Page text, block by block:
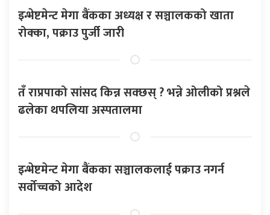
इन्भेष्टमेन्ट मेगा बैंकका अध्यक्ष र सञ्चालकको खाता
रोक्का, पक्राउ पुर्जी जारी
तँ राप्रपाको सांसद किन्न सक्छस् ? भन्ने ओलीको प्रश्नले
ढलेका थपलिया अस्पतालमा
इन्भेष्टमेन्ट मेगा बैंकका सञ्चालकलाई पक्राउ नगर्न
सर्वोच्चको आदेश